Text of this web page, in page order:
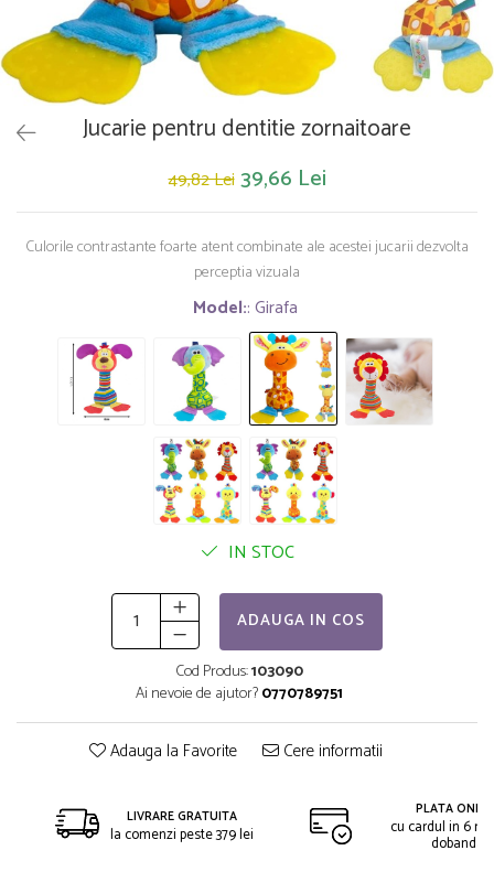
Papusi si accesorii
Trenulete si masinute
Unelte si bancuri de lucru
Jucarie pentru dentitie zornaitoare
49,82 Lei 39,66 Lei
Culorile contrastante foarte atent combinate ale acestei jucarii dezvolta
perceptia vizuala
Model:: Girafa
IN STOC
ADAUGA IN COS
Cod Produs:103090
Ai nevoie de ajutor?0770789751
Adauga la Favorite Cere informatii
LIVRARE GRATUITA
la comenzi peste 379 lei
PLATA
cu cardul in 6
dobanda